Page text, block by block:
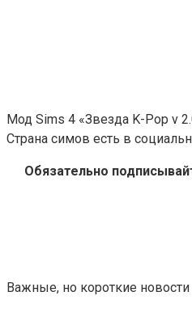
Мод Sims 4 «Звезда K-Pop v
Страна симов есть в
Обязательно
Важные, но короткие новости